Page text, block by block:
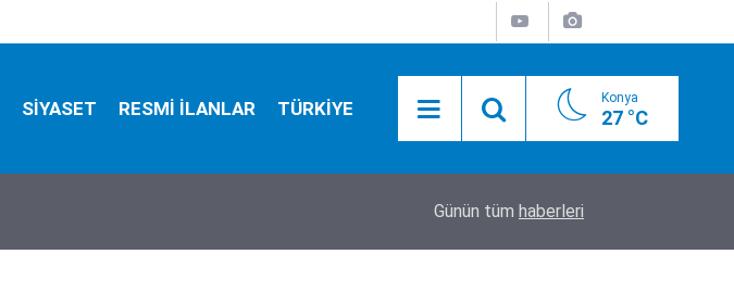
SİYASET RESMİ İLANLAR TÜRKİYE Konya
27 °C
Konya'da düğmeye basıldı! Ülkü Ocakları'ndan
Günün tüm haberleri